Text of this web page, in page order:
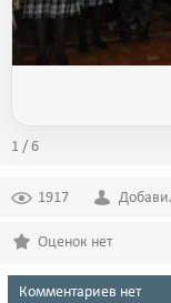
1 / 6
1917
Оценок нет
Комментариев нет